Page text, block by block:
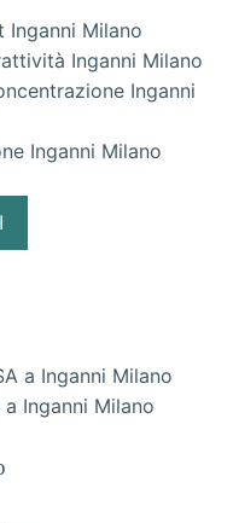
Inganni Milano
Inganni Milano
Inganni
Inganni Milano
Inganni Milano